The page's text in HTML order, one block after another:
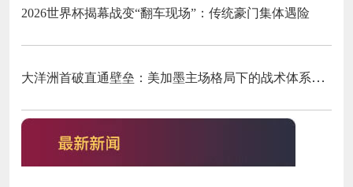
2026世界杯揭幕战变“翻车现场”：传统豪门集体遇险
大洋洲首破直通壁垒：美加墨主场格局下的战术体系重构